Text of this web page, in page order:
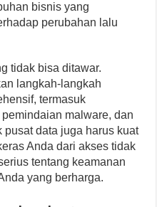
bisnis yang
perubahan lalu
tidak bisa ditawar.
langkah-langkah
termasuk
malware, dan
data juga harus kuat
Anda dari akses tidak
tentang keamanan
yang berharga.